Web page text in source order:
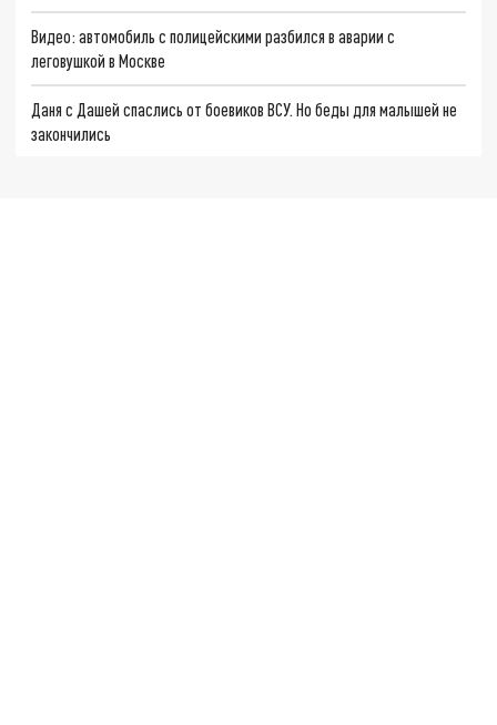
Видео: автомобиль с полицейскими разбился в аварии с
леговушкой в Москве
Даня с Дашей спаслись от боевиков ВСУ. Но беды для малышей не
закончились